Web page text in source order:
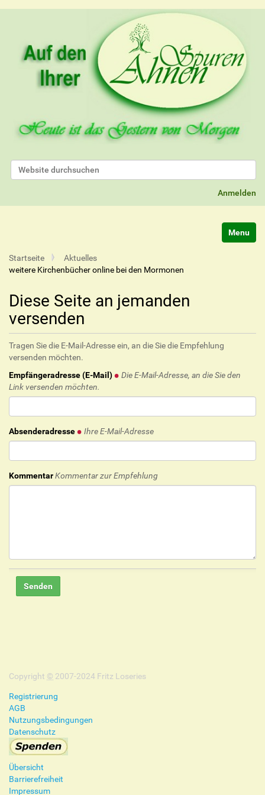
Website durchsuchen
Anmelden
Startseite
Aktuelles
weitere Kirchenbücher online bei den Mormonen
Diese Seite an jemanden
versenden
Tragen Sie die E-Mail-Adresse ein, an die Sie die Empfehlung
versenden möchten.
Empfängeradresse (E-Mail)
Die E-Mail-Adresse, an die Sie den
Link versenden möchten.
Absenderadresse Ihre E-Mail-Adresse
KommentarKommentar zur Empfehlung
Copyright © 2007-2024 Fritz Loseries
Registrierung
AGB
Nutzungsbedingungen
Datenschutz
Übersicht
Barrierefreiheit
Impressum